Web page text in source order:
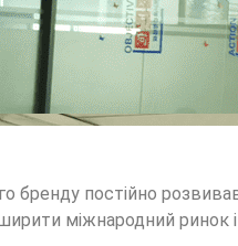
бренду постійно
міжнародний ринок